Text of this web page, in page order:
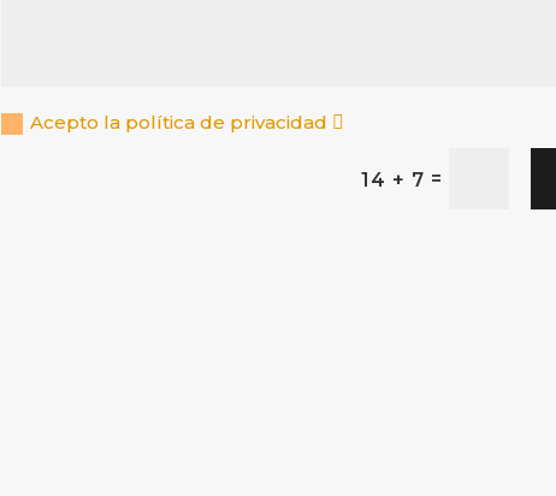
Acepto la política de privacidad
14 + 7 =